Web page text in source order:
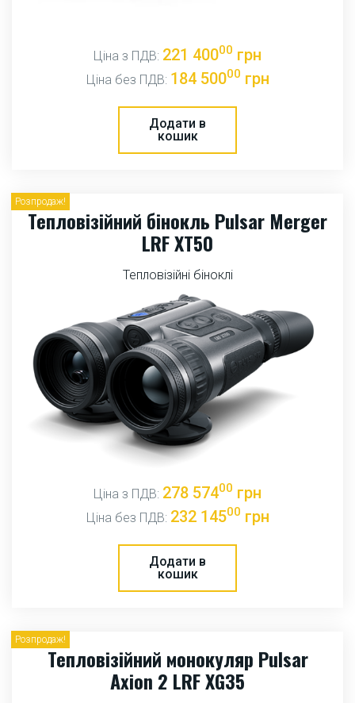
Ціна з ПДВ: 221 40000 грн
Ціна без ПДВ: 184 50000 грн
Додати в
кошик
Розпродаж!
Тепловізійний бінокль Pulsar Merger
LRF XT50
Тепловізійні біноклі
Ціна з ПДВ: 278 57400 грн
Ціна без ПДВ: 232 14500 грн
Додати в
кошик
Розпродаж!
Тепловізійний монокуляр Pulsar
Axion 2 LRF XG35